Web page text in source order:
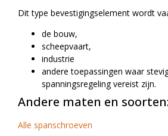
Dit type bevestigingselement wordt
de bouw,
scheepvaart,
industrie
andere toepassingen waar
spanningsregeling vereist zijn.
Andere maten en soorten:
Alle spanschroeven